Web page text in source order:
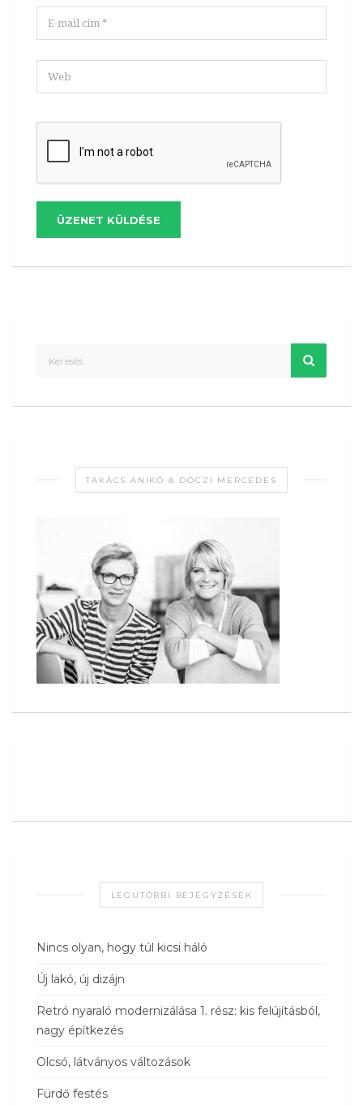
ÜZENET KÜLDÉSE
TAKÁCS ANIKÓ & DÓCZI MERCEDES
LEGUTÓBBI BEJEGYZÉSEK
Nincs olyan, hogy túl kicsi háló
Új lakó, új dizájn
Retró nyaraló modernizálása 1. rész: kis felújításból,
nagy építkezés
Olcsó, látványos változások
Fürdő festés